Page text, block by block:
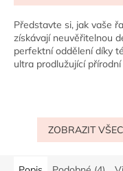
5,0
z
5
hvězdiček.
Představte si, jak vaše
získávají neuvěřitelnou
perfektní oddělení díky
ultra prodlužující přírodní
ZOBRAZIT